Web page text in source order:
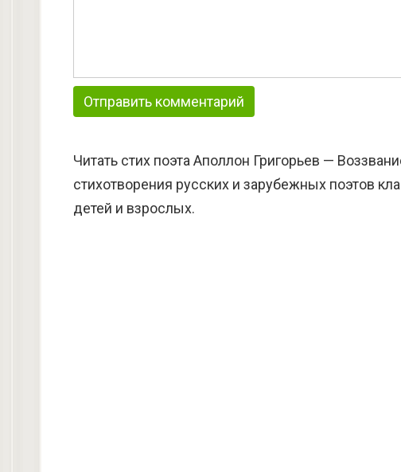
Читать стих поэта Аполлон Григорьев —
стихотворения русских и зарубежных поэтов
детей и взрослых.